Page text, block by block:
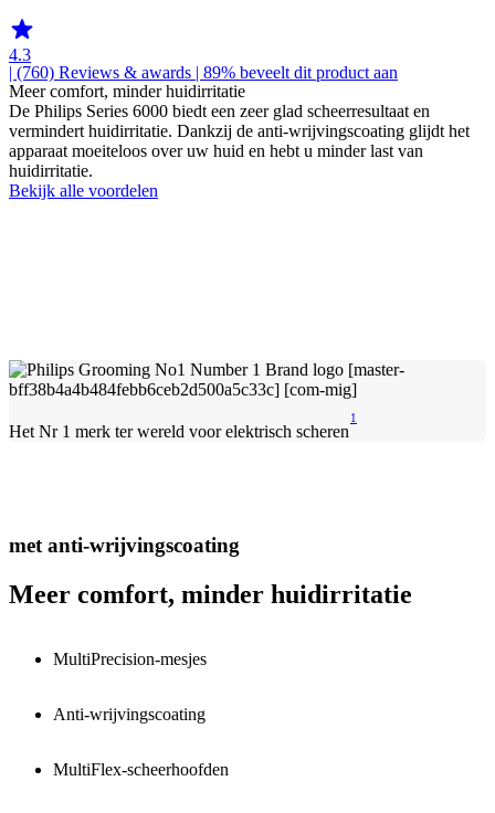
4.3
| (760) Reviews & awards | 89% beveelt dit product aan
Meer comfort, minder huidirritatie
De Philips Series 6000 biedt een zeer glad scheerresultaat en
vermindert huidirritatie. Dankzij de anti-wrijvingscoating glijdt het
apparaat moeiteloos over uw huid en hebt u minder last van
huidirritatie.
Bekijk alle voordelen
Het Nr 1 merk ter wereld voor elektrisch scheren
1
met anti-wrijvingscoating
Meer comfort, minder huidirritatie
MultiPrecision-mesjes
Anti-wrijvingscoating
MultiFlex-scheerhoofden